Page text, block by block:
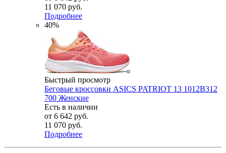
11 070 руб.
Подробнее
40%
Быстрый просмотр
Беговые кроссовки ASICS PATRIOT 13 1012B312
700 Женские
Есть в наличии
от 6 642 руб.
11 070 руб.
Подробнее